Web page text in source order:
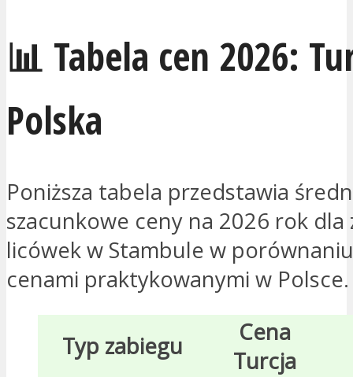
📊 Tabela cen 2026:
Polska
Poniższa tabela przedstawia
szacunkowe ceny na 2026 rok dla
licówek w Stambule w
cenami praktykowanymi w Polsce.
Typ zabiegu
Cena
Turcja